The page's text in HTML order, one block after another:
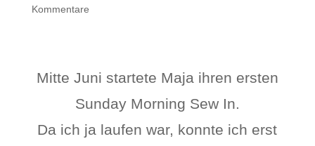
Kommentare
Mitte Juni startete Maja ihren ersten
Sunday Morning Sew In.
Da ich ja laufen war, konnte ich erst